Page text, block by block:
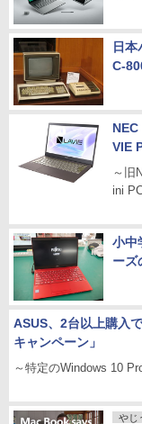
日
C-
VIE
～旧
ini
小中
ーズ
ASUS、2台以上購入
キャンペーン」
～特定のWindows 10
やじ